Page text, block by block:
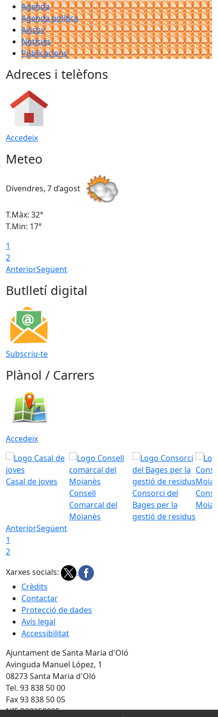
Agenda
Agenda política
Avisos
Notícies
Publicacions
Adreces i telèfons
Accedeix
Meteo
Divendres, 7 d’agost
T.Màx: 32°
T.Min: 17°
1
2
AnteriorSegüent
Butlletí digital
Subscriu-te
Plànol / Carrers
Accedeix
Casal de joves
Consell
Comarcal del
Moianès
Consorci del
Bages per la
gestió de residus
AnteriorSegüent
1
2
Xarxes socials:
Crèdits
Contactar
Protecció de dades
Avís legal
Accessibilitat
Ajuntament de Santa Maria d'Oló
Avinguda Manuel López, 1
08273 Santa Maria d'Oló
Tel. 93 838 50 00
Fax 93 838 50 05
NIF P0825800F